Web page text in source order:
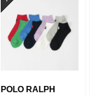
92009604
POLO RALPH